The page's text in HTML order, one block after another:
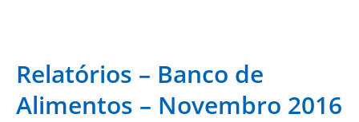
Relatórios – Banco de
Alimentos – Novembro 2016